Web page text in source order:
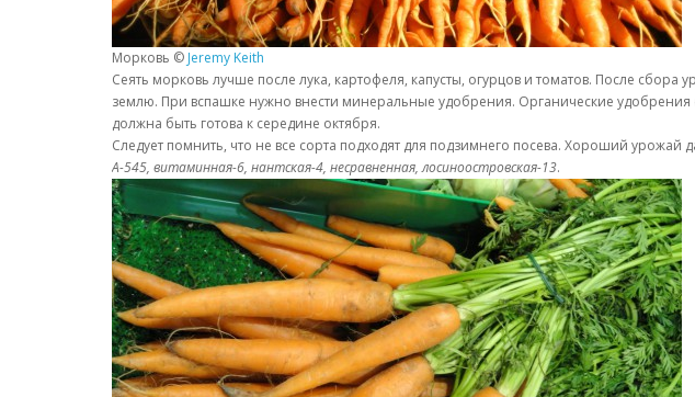
Морковь © Jeremy Keith
Сеять морковь лучше после лука, картофеля, капусты, огурцов и томатов. После
землю. При вспашке нужно внести минеральные удобрения. Органические удобрения
должна быть готова к середине октября.
Следует помнить, что не все сорта подходят для подзимнего посева. Хороший
А-545, витаминная-6, нантская-4, несравненная, лосиноостровская-13.